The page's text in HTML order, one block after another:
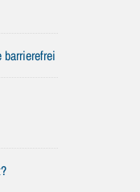
barrierefrei